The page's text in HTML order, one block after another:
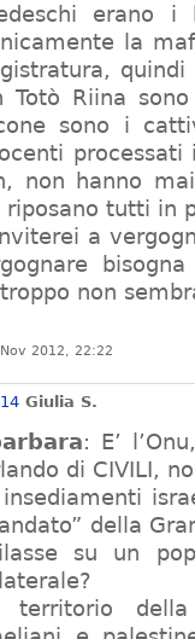
erano i
la
Totò Riina
sono i
non hanno
riposano tutti in
a
non
2012, 22:22
Giulia S.
: E’
di CIVILI,
della
su un
territorio